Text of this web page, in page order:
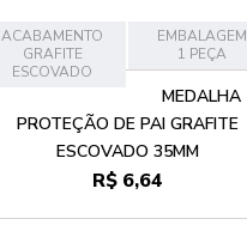
ACABAMENTO
GRAFITE
ESCOVADO
EMBALAGEM
1 PEÇA
MEDALHA
PROTEÇÃO DE PAI GRAFITE
ESCOVADO 35MM
R$ 6,64